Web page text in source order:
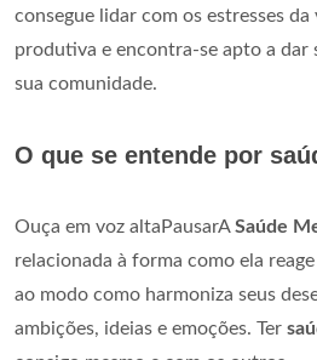
consegue lidar com os estresses
produtiva e encontra-se apto a dar
sua comunidade.
O que se entende por
Ouça em voz altaPausarASaúde
relacionada à forma como ela
ao modo como harmoniza seus
ambições, ideias e emoções. Ter